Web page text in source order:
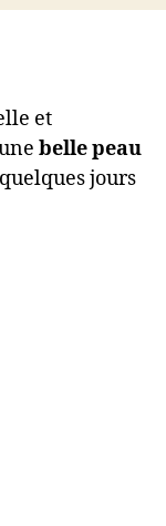
et
belle peau
jours